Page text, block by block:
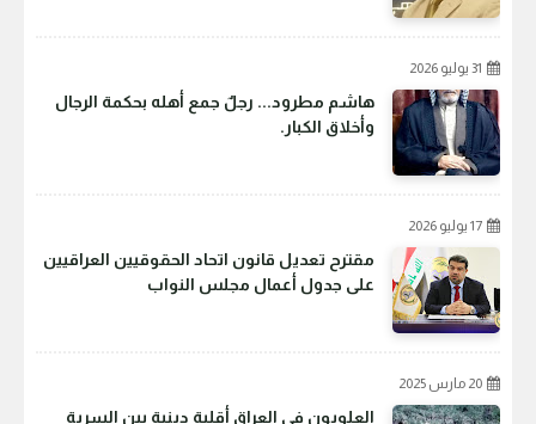
31 يوليو 2026
هاشم مطرود... رجلٌ جمع أهله بحكمة الرجال
وأخلاق الكبار.
17 يوليو 2026
مقترح تعديل قانون اتحاد الحقوقيين العراقيين
على جدول أعمال مجلس النواب
20 مارس 2025
العلويون في العراق أقلية دينية بين السرية